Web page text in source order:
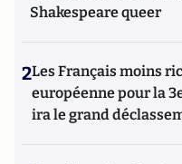
Shakespeare queer
2Les Français moins
européenne pour la
ira le grand